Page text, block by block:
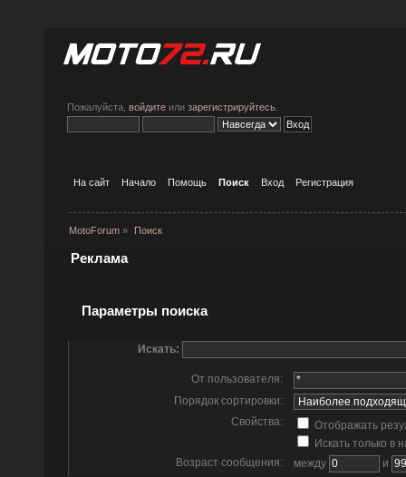
Пожалуйста, войдите или зарегистрируйтесь
На сайт Начало Помощь Поиск Вход Регистрация
MotoForum » Поиск
Реклама
Параметры поиска
Искать:
От пользователя:
Порядок сортировки:
Свойства:
Отображать
Искать только в
Возраст сообщения:
между и